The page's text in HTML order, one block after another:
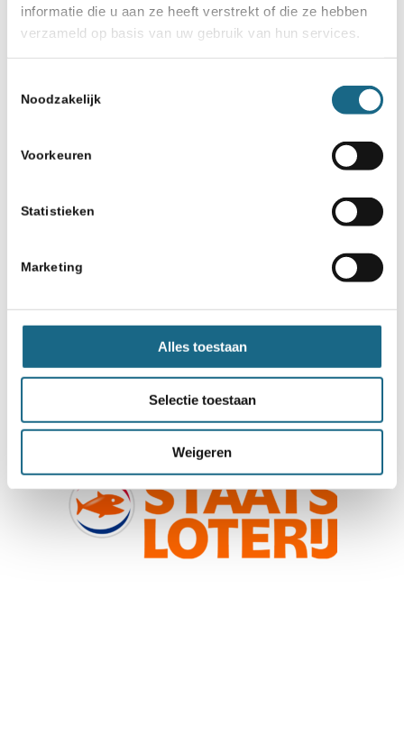
informatie die u aan ze heeft verstrekt of die ze hebben
verzameld op basis van uw gebruik van hun services.
Noodzakelijk
Voorkeuren
Statistieken
Marketing
Alles toestaan
Selectie toestaan
Weigeren